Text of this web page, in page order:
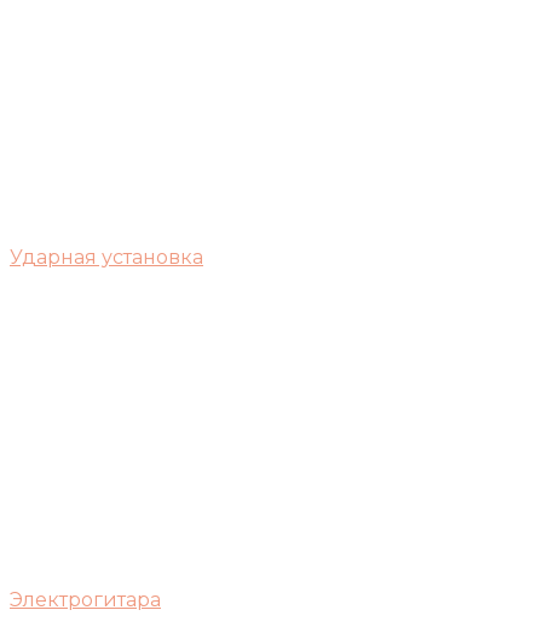
Ударная установка
Электрогитара